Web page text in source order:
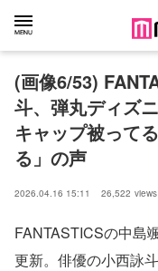
(画像6/53)
斗、弾丸ディズ
キャップ被って
る」の声
2026.04.16 15:11 26,522 views
FANTASTICSの中島
更新。俳優の小西詠